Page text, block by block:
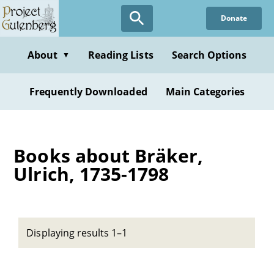
Skip
to
content
Donate
About ▼ Reading Lists Search Options
Frequently Downloaded Main Categories
Books about Bräker,
Ulrich, 1735-1798
Displaying results 1–1